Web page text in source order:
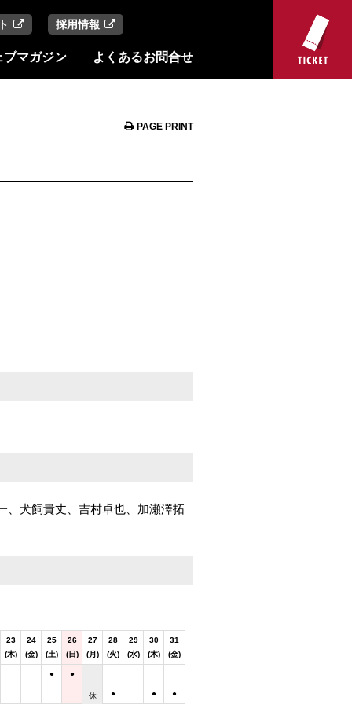
採用情報
ブマガジン よくあるお問合せ
PAGE PRINT
、犬飼貴丈、吉村卓也、加瀬澤拓
23
(木)
24
(金)
25
(土)
26
(日)
27
(月)
28
(火)
29
(水)
30
(木)
31
(金)
● ●
休
● ● ●